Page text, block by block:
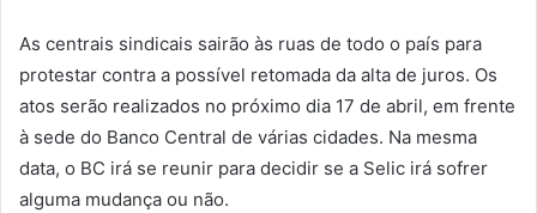
As centrais sindicais sairão às ruas de todo o país para
protestar contra a possível retomada da alta de juros. Os
atos serão realizados no próximo dia 17 de abril, em frente
à sede do Banco Central de várias cidades. Na mesma
data, o BC irá se reunir para decidir se a Selic irá sofrer
alguma mudança ou não.